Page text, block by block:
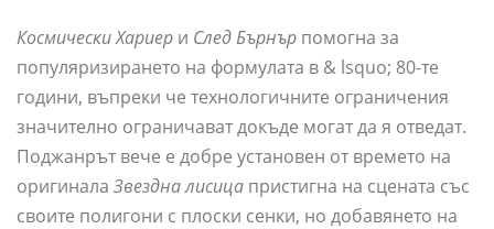
Космически Хариер и След Бърнър помогна за
популяризирането на формулата в & lsquo; 80-те
години, въпреки че технологичните ограничения
значително ограничават докъде могат да я отведат.
Поджанрът вече е добре установен от времето на
оригинала Звездна лисица пристигна на сцената със
своите полигони с плоски сенки, но добавянето на